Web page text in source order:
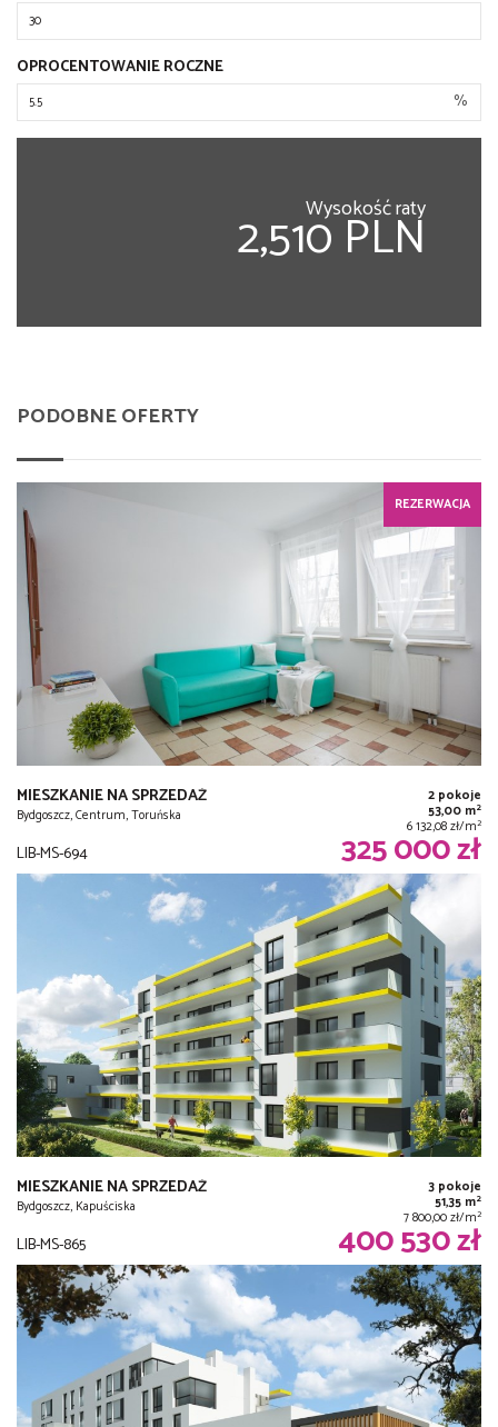
OPROCENTOWANIE ROCZNE
%
Wysokość raty
2,510 PLN
PODOBNE OFERTY
REZERWACJA
MIESZKANIE NA SPRZEDAŻ
Bydgoszcz, Centrum, Toruńska
2 pokoje
53,00 m2
6 132,08 zł/m2
LIB-MS-694 325 000 zł
MIESZKANIE NA SPRZEDAŻ
Bydgoszcz, Kapuściska
3 pokoje
51,35 m2
7 800,00 zł/m2
LIB-MS-865 400 530 zł